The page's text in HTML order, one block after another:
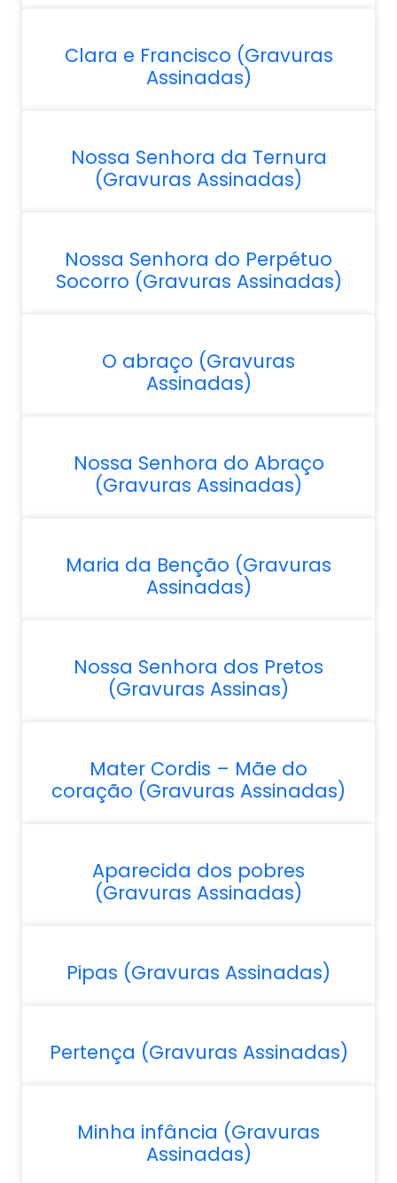
Clara e Francisco (Gravuras
Assinadas)
Nossa Senhora da Ternura
(Gravuras Assinadas)
Nossa Senhora do Perpétuo
Socorro (Gravuras Assinadas)
O abraço (Gravuras
Assinadas)
Nossa Senhora do Abraço
(Gravuras Assinadas)
Maria da Benção (Gravuras
Assinadas)
Nossa Senhora dos Pretos
(Gravuras Assinas)
Mater Cordis – Mãe do
coração (Gravuras Assinadas)
Aparecida dos pobres
(Gravuras Assinadas)
Pipas (Gravuras Assinadas)
Pertença (Gravuras Assinadas)
Minha infância (Gravuras
Assinadas)